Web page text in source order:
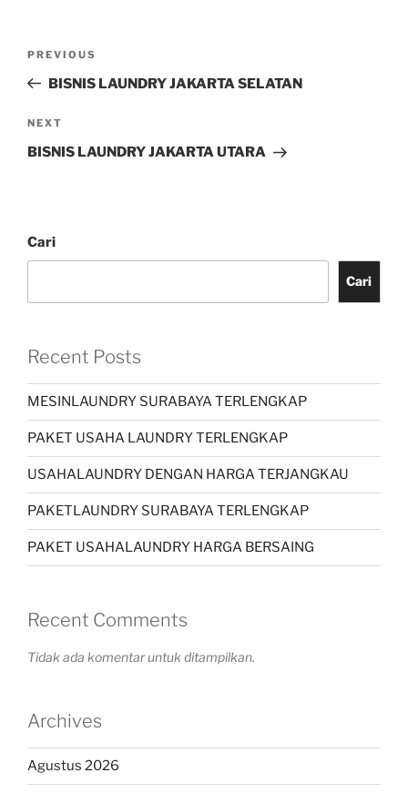
PREVIOUS
BISNIS LAUNDRY JAKARTA SELATAN
NEXT
BISNIS LAUNDRY JAKARTA UTARA
Cari
Cari
Recent Posts
MESINLAUNDRY SURABAYA TERLENGKAP
PAKET USAHA LAUNDRY TERLENGKAP
USAHALAUNDRY DENGAN HARGA TERJANGKAU
PAKETLAUNDRY SURABAYA TERLENGKAP
PAKET USAHALAUNDRY HARGA BERSAING
Recent Comments
Tidak ada komentar untuk ditampilkan.
Archives
Agustus 2026